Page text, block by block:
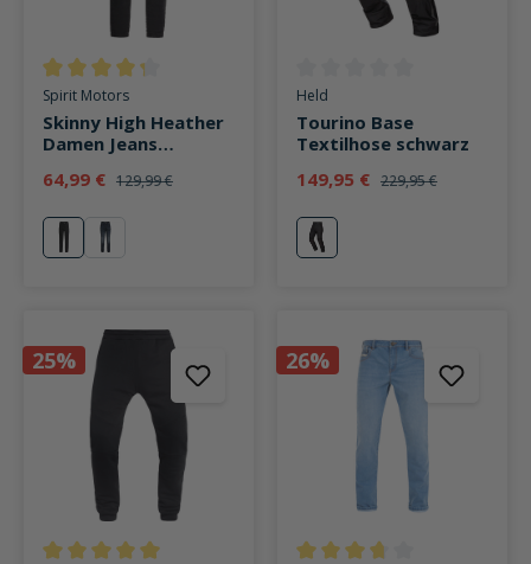
Durchschnittliche Bewertung von 4.3 von 5 Sternen
Spirit Motors
Skinny High Heather
Damen Jeans
64,99 € 129,99 €
schwarz
blau
Durchschnittliche Bewertung
Held
Tourino Base
Textilhose schwarz
149,95 € 229,95 €
schwarz
25% 26%